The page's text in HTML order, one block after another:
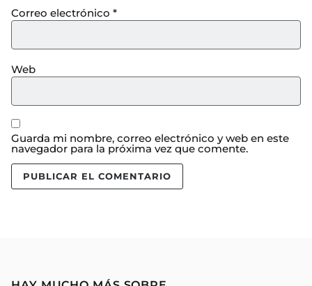
Correo electrónico *
Web
Guarda mi nombre, correo electrónico y web en este
navegador para la próxima vez que comente.